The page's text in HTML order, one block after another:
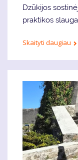
Dzūkijos
praktikos
Skaityti daugiau